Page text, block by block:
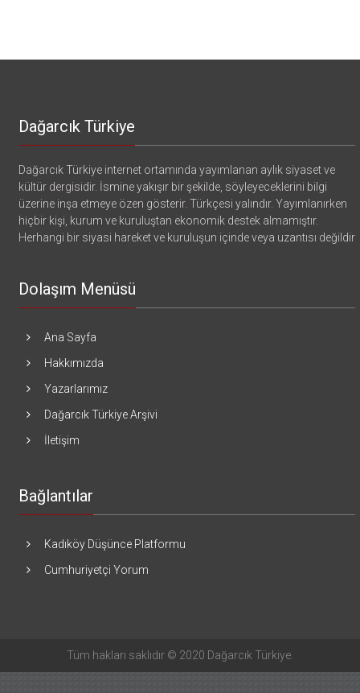
Dağarcık Türkiye
Dağarcık Türkiye internet ortamında yayımlanan aylık siyaset ve
kültür dergisidir. İsmine yakışır bir şekilde, söyleyeceklerini bilgi
üzerine inşa etmeye özen gösterir. Türkçesi yalındır. Yayımlanırken
hiçbir kişi, kurum ve kuruluştan ekonomik destek almamıştır.
Herhangi bir siyasi hareket ve kuruluşun içinde veya uzantısı değildir
Dolaşım Menüsü
Ana Sayfa
Hakkımızda
Yazarlarımız
Dağarcık Türkiye Arşivi
İletişim
Bağlantılar
Kadıköy Düşünce Platformu
Cumhuriyetçi Yorum
Tüm hakları saklıdır © 2020 Dağarcık Türkiye.